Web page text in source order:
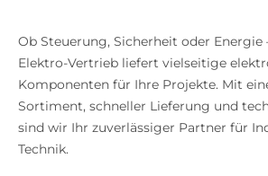
Ob Steuerung, Sicherheit oder Energie
Elektro-Vertrieb liefert vielseitige
Komponenten für Ihre Projekte. Mit
Sortiment, schneller Lieferung und
sind wir Ihr zuverlässiger Partner für
Technik.